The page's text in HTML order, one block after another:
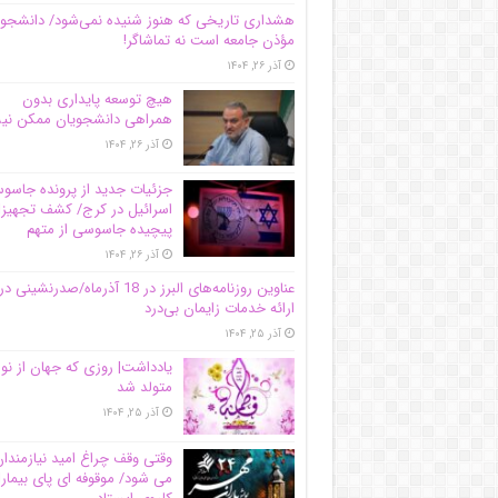
هشداری تاریخی که هنوز شنیده نمی‌شود/ دانشجو
مؤذن جامعه است نه تماشاگر!
آذر ۲۶, ۱۴۰۴
هیچ توسعه پایداری بدون
همراهی دانشجویان ممکن
آذر ۲۶, ۱۴۰۴
جزئیات جدید از پرونده
اسرائیل در کرج/‌ کشف
پیچیده جاسوسی از متهم
آذر ۲۶, ۱۴۰۴
عناوین روزنامه‌های البرز در ‌18 آذرماه/صدرنشینی در
ارائه خدمات زایمان بی‌درد
آذر ۲۵, ۱۴۰۴
یادداشت| روزی که جهان از نو
متولد شد
آذر ۲۵, ۱۴۰۴
وقتی وقف چراغ امید
می شود/ موقوفه ای پای